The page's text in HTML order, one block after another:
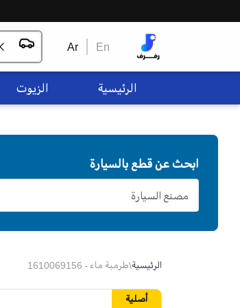
En
Ar
الرئيسية الزيوت
ابحث عن قطع بالسيارة
مصنع السيارة
الرئيسية\طرمبة ماء - 1610069156
أصلية